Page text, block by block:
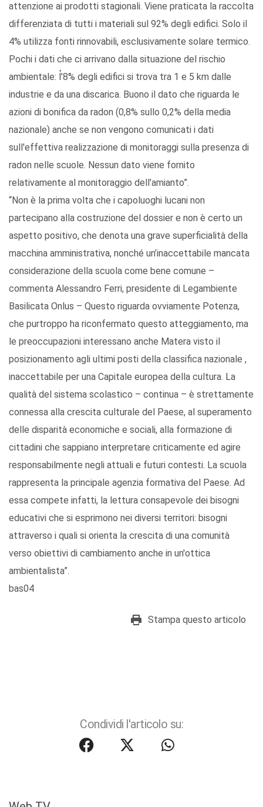
attenzione ai prodotti stagionali. Viene praticata la raccolta
differenziata di tutti i materiali sul 92% degli edifici. Solo il
4% utilizza fonti rinnovabili, esclusivamente solare termico.
Pochi i dati che ci arrivano dalla situazione del rischio
ambientale: l͛’8% degli edifici si trova tra 1 e 5 km dalle
industrie e da una discarica. Buono il dato che riguarda le
azioni di bonifica da radon (0,8% sullo 0,2% della media
nazionale) anche se non vengono comunicati i dati
sull'effettiva realizzazione di monitoraggi sulla presenza di
radon nelle scuole. Nessun dato viene fornito
relativamente al monitoraggio dell’amianto”.
“Non è la prima volta che i capoluoghi lucani non
partecipano alla costruzione del dossier e non è certo un
aspetto positivo, che denota una grave superficialità della
macchina amministrativa, nonché un’inaccettabile mancata
considerazione della scuola come bene comune –
commenta Alessandro Ferri, presidente di Legambiente
Basilicata Onlus – Questo riguarda ovviamente Potenza,
che purtroppo ha riconfermato questo atteggiamento, ma
le preoccupazioni interessano anche Matera visto il
posizionamento agli ultimi posti della classifica nazionale ,
inaccettabile per una Capitale europea della cultura. La
qualità del sistema scolastico – continua – è strettamente
connessa alla crescita culturale del Paese, al superamento
delle disparità economiche e sociali, alla formazione di
cittadini che sappiano interpretare criticamente ed agire
responsabilmente negli attuali e futuri contesti. La scuola
rappresenta la principale agenzia formativa del Paese. Ad
essa compete infatti, la lettura consapevole dei bisogni
educativi che si esprimono nei diversi territori: bisogni
attraverso i quali si orienta la crescita di una comunità
verso obiettivi di cambiamento anche in un'ottica
ambientalista”.
bas04
Stampa questo articolo
Condividi l'articolo su: